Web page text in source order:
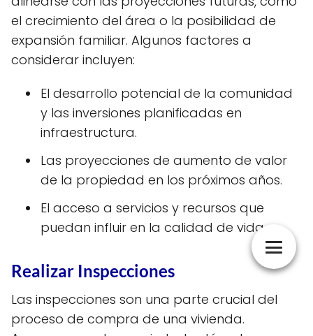
el crecimiento del área o la posibilidad de
expansión familiar. Algunos factores a
considerar incluyen:
El desarrollo potencial de la comunidad
y las inversiones planificadas en
infraestructura.
Las proyecciones de aumento de valor
de la propiedad en los próximos años.
El acceso a servicios y recursos que
puedan influir en la calidad de vida.
Realizar Inspecciones
Las inspecciones son una parte crucial del
proceso de compra de una vivienda.